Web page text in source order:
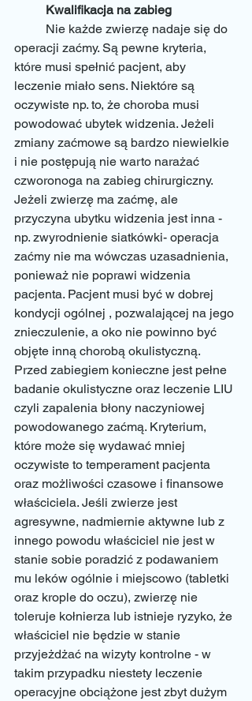
Kwalifikacja na zabieg
operacji zaćmy. Są pewne kryteria,
które musi spełnić pacjent, aby
leczenie miało sens. Niektóre są
oczywiste np. to, że choroba musi
powodować ubytek widzenia. Jeżeli
zmiany zaćmowe są bardzo niewielkie
i nie postępują nie warto narażać
czworonoga na zabieg chirurgiczny.
Jeżeli zwierzę ma zaćmę, ale
przyczyna ubytku widzenia jest inna -
np. zwyrodnienie siatkówki- operacja
zaćmy nie ma wówczas uzasadnienia,
ponieważ nie poprawi widzenia
pacjenta. Pacjent musi być w dobrej
kondycji ogólnej , pozwalającej na jego
znieczulenie, a oko nie powinno być
objęte inną chorobą okulistyczną.
Przed zabiegiem konieczne jest pełne
badanie okulistyczne oraz leczenie LIU
czyli zapalenia błony naczyniowej
powodowanego zaćmą. Kryterium,
które może się wydawać mniej
oczywiste to temperament pacjenta
oraz możliwości czasowe i finansowe
właściciela. Jeśli zwierze jest
agresywne, nadmiernie aktywne lub z
innego powodu właściciel nie jest w
stanie sobie poradzić z podawaniem
mu leków ogólnie i miejscowo (tabletki
oraz krople do oczu), zwierzę nie
toleruje kołnierza lub istnieje ryzyko, że
właściciel nie będzie w stanie
przyjeżdżać na wizyty kontrolne - w
takim przypadku niestety leczenie
operacyjne obciążone jest zbyt dużym